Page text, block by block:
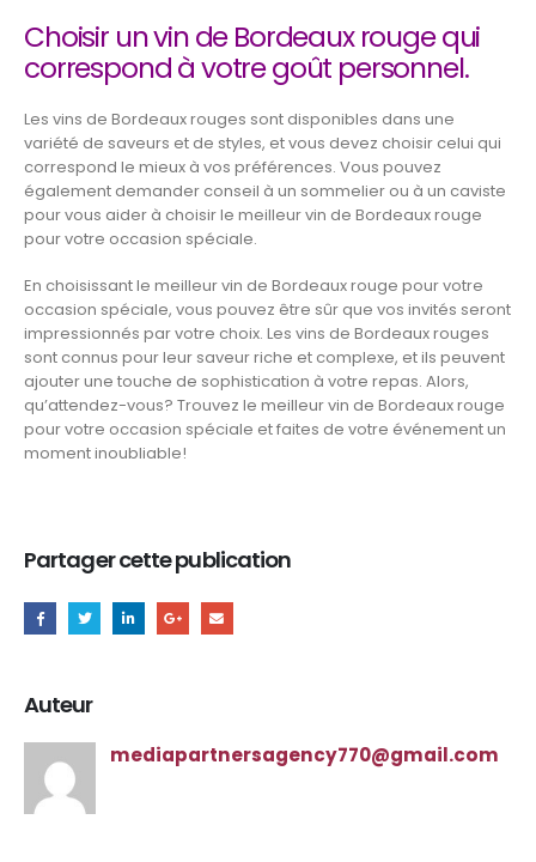
Choisir un vin de Bordeaux rouge qui
correspond à votre goût personnel.
Les vins de Bordeaux rouges sont disponibles dans une
variété de saveurs et de styles, et vous devez choisir celui qui
correspond le mieux à vos préférences. Vous pouvez
également demander conseil à un sommelier ou à un caviste
pour vous aider à choisir le meilleur vin de Bordeaux rouge
pour votre occasion spéciale.
En choisissant le meilleur vin de Bordeaux rouge pour votre
occasion spéciale, vous pouvez être sûr que vos invités seront
impressionnés par votre choix. Les vins de Bordeaux rouges
sont connus pour leur saveur riche et complexe, et ils peuvent
ajouter une touche de sophistication à votre repas. Alors,
qu’attendez-vous? Trouvez le meilleur vin de Bordeaux rouge
pour votre occasion spéciale et faites de votre événement un
moment inoubliable!
Partager cette publication
Auteur
mediapartnersagency770@gmail.com